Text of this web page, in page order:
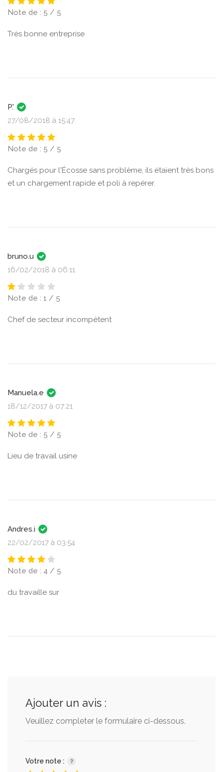
Note de : 5 / 5
Très bonne entreprise
P.'
27/08/2018 à 15:47
Note de : 5 / 5
Chargés pour l'Écosse sans problème, ils étaient très bons
et un chargement rapide et poli à repérer.
bruno.u
16/02/2018 à 06:11
Note de : 1 / 5
Chef de secteur incompétent
Manuela.e
18/12/2017 à 07:21
Note de : 5 / 5
Lieu de travail usine
Andres.i
22/02/2017 à 03:54
Note de : 4 / 5
du travaille sur
Ajouter un avis :
Veuillez completer le formulaire ci-dessous.
Votre note :